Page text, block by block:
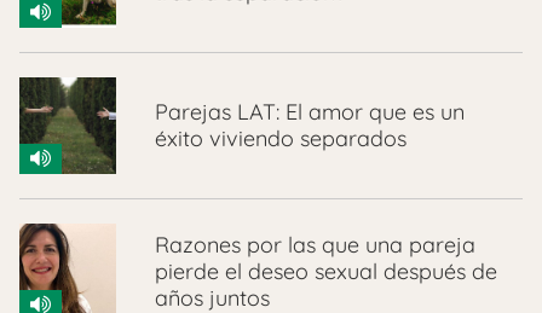
Parejas LAT: El amor que es un
éxito viviendo separados
Razones por las que una pareja
pierde el deseo sexual después de
años juntos